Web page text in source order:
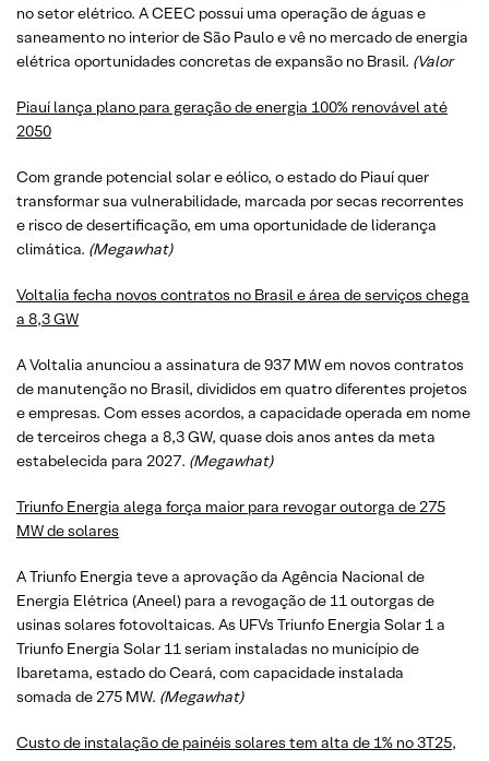
no setor elétrico. A CEEC possui uma operação de águas e
saneamento no interior de São Paulo e vê no mercado de energia
elétrica oportunidades concretas de expansão no Brasil. (Valor
Piauí lança plano para geração de energia 100% renovável até
2050
Com grande potencial solar e eólico, o estado do Piauí quer
transformar sua vulnerabilidade, marcada por secas recorrentes
e risco de desertificação, em uma oportunidade de liderança
climática. (Megawhat)
Voltalia fecha novos contratos no Brasil e área de serviços chega
a 8,3 GW
A Voltalia anunciou a assinatura de 937 MW em novos contratos
de manutenção no Brasil, divididos em quatro diferentes projetos
e empresas. Com esses acordos, a capacidade operada em nome
de terceiros chega a 8,3 GW, quase dois anos antes da meta
estabelecida para 2027. (Megawhat)
Triunfo Energia alega força maior para revogar outorga de 275
MW de solares
A Triunfo Energia teve a aprovação da Agência Nacional de
Energia Elétrica (Aneel) para a revogação de 11 outorgas de
usinas solares fotovoltaicas. As UFVs Triunfo Energia Solar 1 a
Triunfo Energia Solar 11 seriam instaladas no município de
Ibaretama, estado do Ceará, com capacidade instalada
somada de 275 MW. (Megawhat)
Custo de instalação de painéis solares tem alta de 1% no 3T25,